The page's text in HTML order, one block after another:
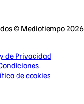
© Mediotiempo 2026
de Privacidad
de cookies